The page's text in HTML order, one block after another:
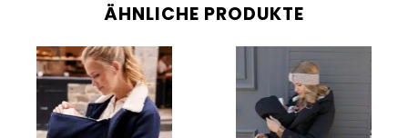
ÄHNLICHE PRODUKTE